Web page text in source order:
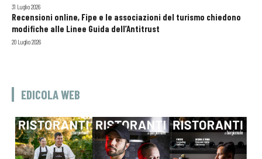
31 Luglio 2026
Recensioni online, Fipe e le associazioni del turismo chiedono
modifiche alle Linee Guida dell’Antitrust
20 Luglio 2026
EDICOLA WEB